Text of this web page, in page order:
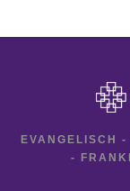
EVANGELISCH
-